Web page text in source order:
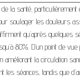
la santé,
soulager les douleurs
qu’après quelques
80%. D’un point de
la circulation
séances, tandis que